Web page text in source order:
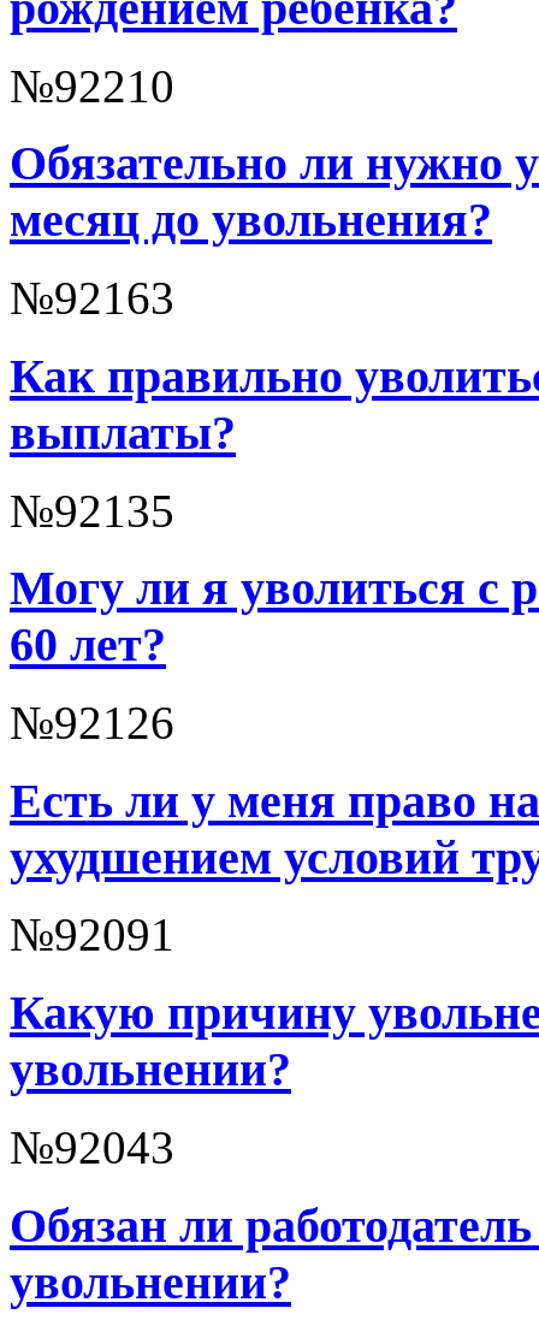
№92210
Обязательно ли нужно
месяц до увольнения?
№92163
Как правильно
выплаты?
№92135
Могу ли я уволиться с
60 лет?
№92126
Есть ли у меня право
ухудшением условий
№92091
Какую причину
увольнении?
№92043
Обязан ли
увольнении?